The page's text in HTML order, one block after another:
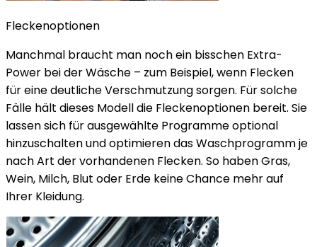
Fleckenoptionen
Manchmal braucht man noch ein bisschen Extra-
Power bei der Wäsche – zum Beispiel, wenn Flecken
für eine deutliche Verschmutzung sorgen. Für solche
Fälle hält dieses Modell die Fleckenoptionen bereit. Sie
lassen sich für ausgewählte Programme optional
hinzuschalten und optimieren das Waschprogramm je
nach Art der vorhandenen Flecken. So haben Gras,
Wein, Milch, Blut oder Erde keine Chance mehr auf
Ihrer Kleidung.